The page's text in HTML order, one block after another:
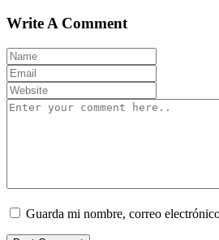
Write A Comment
Guarda mi nombre, correo